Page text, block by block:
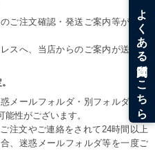
ご注文確認・発送ご案内等が届き
スへ、当店からのご案内が送信さ
メールフォルダ・別フォルダ等へ
性がございます。
注文やご連絡をされて24時間以上
、迷惑メールフォルダ等を一度ご